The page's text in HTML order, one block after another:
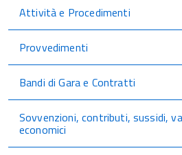
Attività e Procedimenti
Provvedimenti
Bandi di Gara e Contratti
Sovvenzioni, contributi, sussidi,
economici